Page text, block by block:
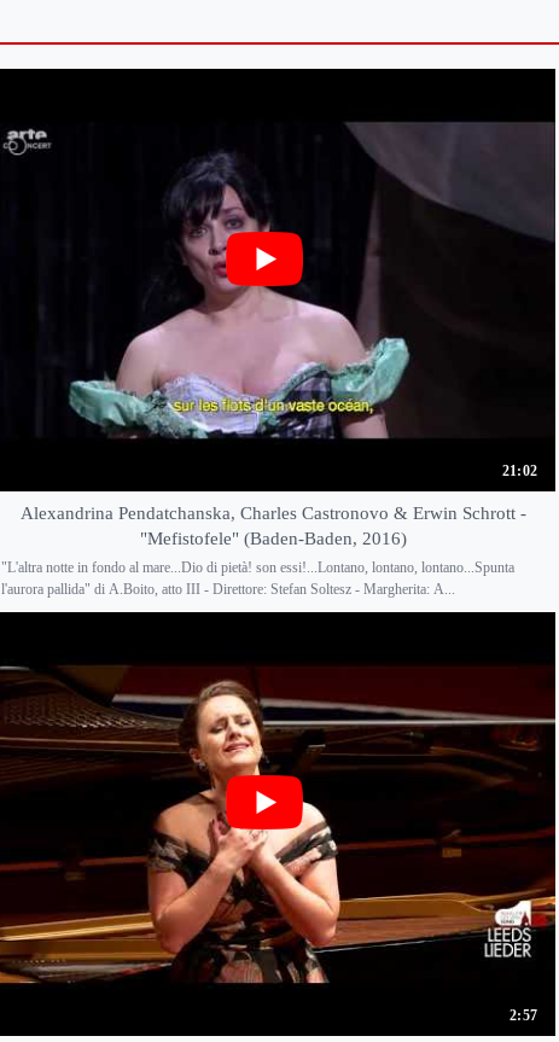
21:02
Alexandrina Pendatchanska, Charles Castronovo & Erwin Schrott -
"Mefistofele" (Baden-Baden, 2016)
"L'altra notte in fondo al mare...Dio di pietà! son essi!...Lontano, lontano, lontano...Spunta
l'aurora pallida" di A.Boito, atto III - Direttore: Stefan Soltesz - Margherita: A...
2:57